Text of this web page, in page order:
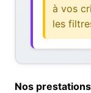
à vos
les
Nos prestations